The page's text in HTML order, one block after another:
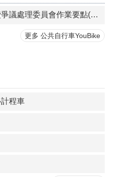
臺北市公共自行車消費爭議處理委員會作業要點(PDF檔案)
更多 公共自行車YouBike
程車